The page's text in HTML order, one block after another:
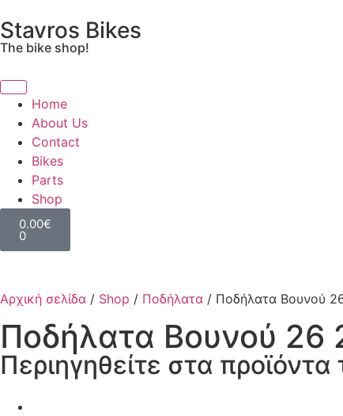
Stavros Bikes
The bike shop!
Home
About Us
Contact
Bikes
Parts
Shop
0.00€
0
Αρχική σελίδα / Shop / Ποδήλατα / Ποδήλατα Βουνού
Ποδήλατα Βουνού 26
Περιηγηθείτε στα